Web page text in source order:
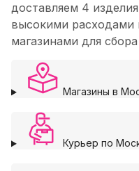
доставляем 4
высокими расходами
магазинами для
Магазины в
Курьер по